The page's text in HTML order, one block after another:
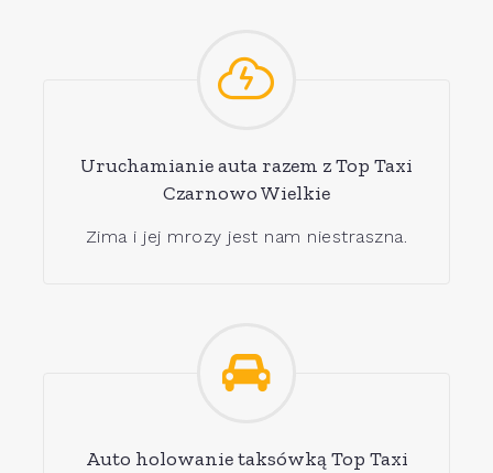
Uruchamianie auta razem z Top Taxi
Czarnowo Wielkie
Zima i jej mrozy jest nam niestraszna.
Auto holowanie taksówką Top Taxi